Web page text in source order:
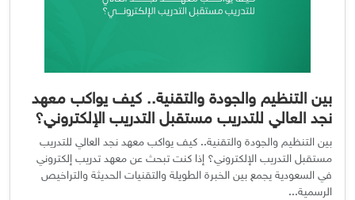
بين التنظيم والجودة والتقنية.. كيف يواكب معهد
نجد العالي للتدريب مستقبل التدريب الإلكتروني؟
بين التنظيم والجودة والتقنية.. كيف يواكب معهد نجد العالي للتدريب
مستقبل التدريب الإلكتروني؟ إذا كنت تبحث عن معهد تدريب إلكتروني
في السعودية يجمع بين الخبرة الطويلة والتقنيات الحديثة والتراخيص
الرسمية...